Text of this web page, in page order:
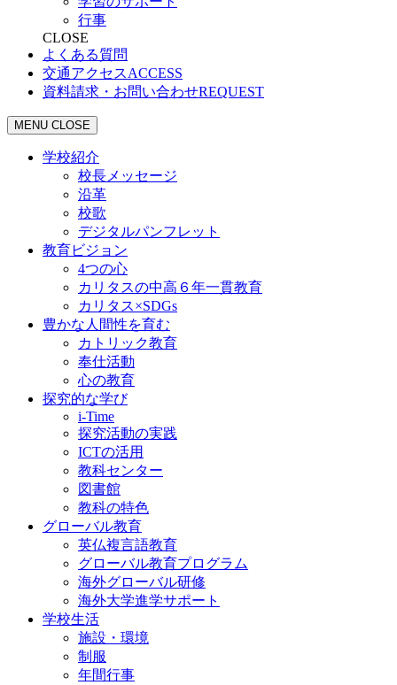
行事
CLOSE
よくある質問
交通アクセスACCESS
資料請求・お問い合わせREQUEST
MENU CLOSE
学校紹介
校長メッセージ
沿革
校歌
デジタルパンフレット
教育ビジョン
4つの心
カリタスの中高６年一貫教育
カリタス×SDGs
豊かな人間性を育む
カトリック教育
奉仕活動
心の教育
探究的な学び
i-Time
探究活動の実践
ICTの活用
教科センター
図書館
教科の特色
グローバル教育
英仏複言語教育
グローバル教育プログラム
海外グローバル研修
海外大学進学サポート
学校生活
施設・環境
制服
年間行事